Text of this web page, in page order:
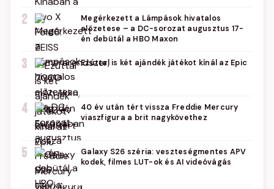
2
Megérkezett a Lámpások hivatalos
előzetese – a DC-sorozat augusztus 17-
én debütál a HBO Maxon
3 Ezúttal is két ajándék játékot kínál az Epic
4
40 év után tért vissza Freddie Mercury
viaszfigura a brit nagykövethez
5
Galaxy S26 széria: veszteségmentes APV
kodek, filmes LUT-ok és AI videóvágás